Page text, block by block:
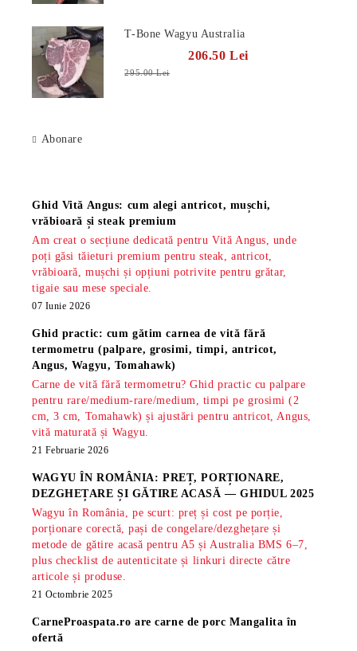
T-Bone Wagyu Australia
206.50 Lei
295.00 Lei
Abonare
Ghid Vită Angus: cum alegi antricot, mușchi,
vrăbioară și steak premium
Am creat o secțiune dedicată pentru Vită Angus, unde
poți găsi tăieturi premium pentru steak, antricot,
vrăbioară, mușchi și opțiuni potrivite pentru grătar,
tigaie sau mese speciale.
07 Iunie 2026
Ghid practic: cum gătim carnea de vită fără
termometru (palpare, grosimi, timpi, antricot,
Angus, Wagyu, Tomahawk)
Carne de vită fără termometru? Ghid practic cu palpare
pentru rare/medium-rare/medium, timpi pe grosimi (2
cm, 3 cm, Tomahawk) și ajustări pentru antricot, Angus,
vită maturată și Wagyu.
21 Februarie 2026
WAGYU ÎN ROMÂNIA: PREȚ, PORȚIONARE,
DEZGHEȚARE ȘI GĂTIRE ACASĂ — GHIDUL 2025
Wagyu în România, pe scurt: preț și cost pe porție,
porționare corectă, pași de congelare/dezghețare și
metode de gătire acasă pentru A5 și Australia BMS 6–7,
plus checklist de autenticitate și linkuri directe către
articole și produse.
21 Octombrie 2025
CarneProaspata.ro arecarne de porc Mangalita în
ofertă